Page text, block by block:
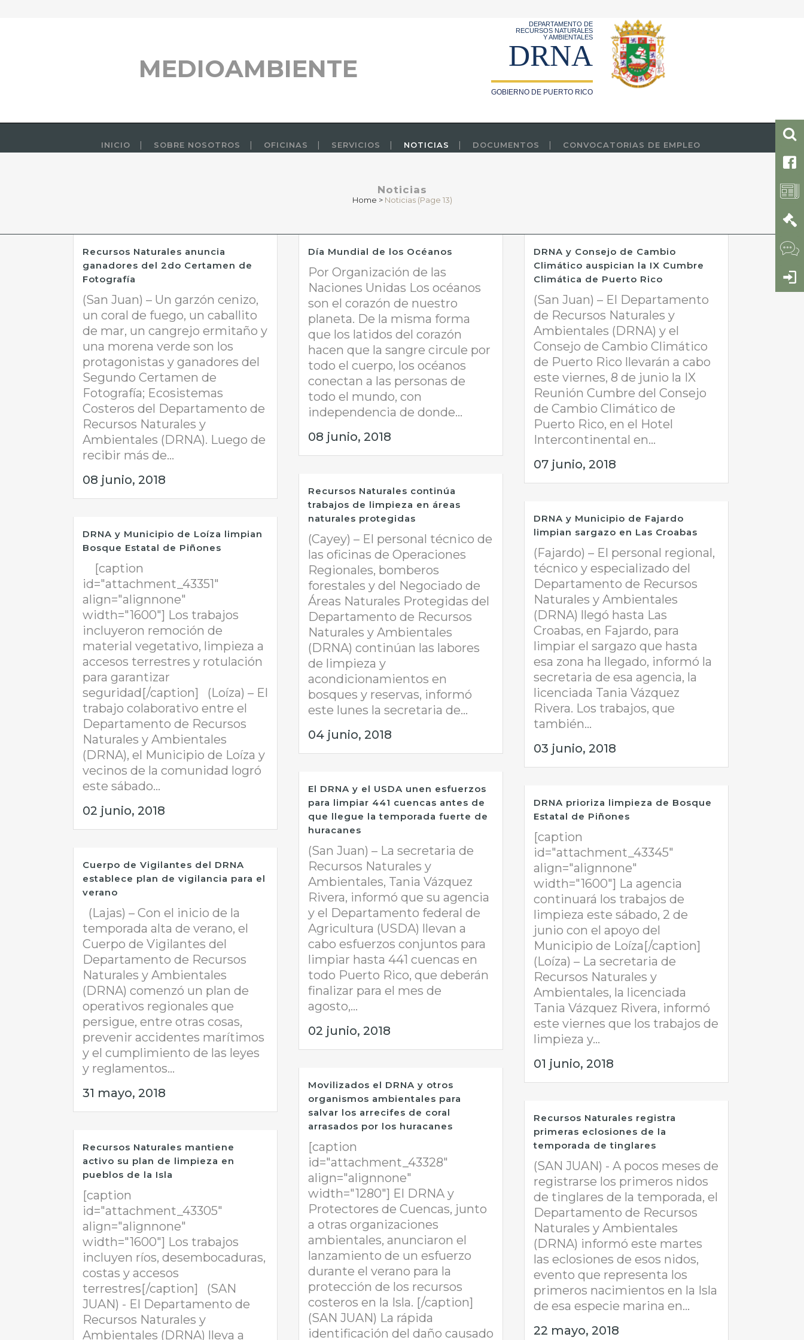
MEDIOAMBIENTE
DEPARTAMENTO DE
RECURSOS NATURALES
Y AMBIENTALES
DRNA
GOBIERNO DE PUERTO RICO
INICIO SOBRE NOSOTROS OFICINAS SERVICIOS NOTICIAS DOCUMENTOS CONVOCATORIAS DE EMPLEO
Noticias
Home > Noticias(Page 13)
Recursos Naturales anuncia
ganadores del 2do Certamen de
Fotografía
(San Juan) – Un garzón cenizo,
un coral de fuego, un caballito
de mar, un cangrejo ermitaño y
una morena verde son los
protagonistas y ganadores del
Segundo Certamen de
Fotografía; Ecosistemas
Costeros del Departamento de
Recursos Naturales y
Ambientales (DRNA). Luego de
recibir más de...
08 junio, 2018
Día Mundial de los Océanos
Por Organización de las
Naciones Unidas Los océanos
son el corazón de nuestro
planeta. De la misma forma
que los latidos del corazón
hacen que la sangre circule por
todo el cuerpo, los océanos
conectan a las personas de
todo el mundo, con
independencia de donde...
08 junio, 2018
DRNA y Consejo de Cambio
Climático auspician la IX Cumbre
Climática de Puerto Rico
(San Juan) – El Departamento
de Recursos Naturales y
Ambientales (DRNA) y el
Consejo de Cambio Climático
de Puerto Rico llevarán a cabo
este viernes, 8 de junio la IX
Reunión Cumbre del Consejo
de Cambio Climático de
Puerto Rico, en el Hotel
Intercontinental en...
07 junio, 2018
Recursos Naturales continúa
trabajos de limpieza en áreas
naturales protegidas
(Cayey) – El personal técnico de
las oficinas de Operaciones
Regionales, bomberos
forestales y del Negociado de
Áreas Naturales Protegidas del
Departamento de Recursos
Naturales y Ambientales
(DRNA) continúan las labores
de limpieza y
acondicionamientos en
bosques y reservas, informó
este lunes la secretaria de...
04 junio, 2018
​DRNA y Municipio de Fajardo
limpian sargazo en Las Croabas
(Fajardo) – El personal regional,
técnico y especializado del
Departamento de Recursos
Naturales y Ambientales
(DRNA) llegó hasta Las
Croabas, en Fajardo, para
limpiar el sargazo que hasta
esa zona ha llegado, informó la
secretaria de esa agencia, la
licenciada Tania Vázquez
Rivera. Los trabajos, que
también...
03 junio, 2018
DRNA y Municipio de Loíza limpian
Bosque Estatal de Piñones
[caption
id="attachment_43351"
align="alignnone"
width="1600"] Los trabajos
incluyeron remoción de
material vegetativo, limpieza a
accesos terrestres y rotulación
para garantizar
seguridad[/caption] (Loíza) – El
trabajo colaborativo entre el
Departamento de Recursos
Naturales y Ambientales
(DRNA), el Municipio de Loíza y
vecinos de la comunidad logró
este sábado...
02 junio, 2018
El DRNA y el USDA unen esfuerzos
para limpiar 441 cuencas antes de
que llegue la temporada fuerte de
huracanes
(San Juan) – La secretaria de
Recursos Naturales y
Ambientales, Tania Vázquez
Rivera, informó que su agencia
y el Departamento federal de
Agricultura (USDA) llevan a
cabo esfuerzos conjuntos para
limpiar hasta 441 cuencas en
todo Puerto Rico, que deberán
finalizar para el mes de
agosto,...
02 junio, 2018
DRNA prioriza limpieza de Bosque
Estatal de Piñones
[caption
id="attachment_43345"
align="alignnone"
width="1600"] La agencia
continuará los trabajos de
limpieza este sábado, 2 de
junio con el apoyo del
Municipio de Loíza[/caption]
(Loíza) – La secretaria de
Recursos Naturales y
Ambientales, la licenciada
Tania Vázquez Rivera, informó
este viernes que los trabajos de
limpieza y...
01 junio, 2018
Cuerpo de Vigilantes del DRNA
establece plan de vigilancia para el
verano
(Lajas) – Con el inicio de la
temporada alta de verano, el
Cuerpo de Vigilantes del
Departamento de Recursos
Naturales y Ambientales
(DRNA) comenzó un plan de
operativos regionales que
persigue, entre otras cosas,
prevenir accidentes marítimos
y el cumplimiento de las leyes
y reglamentos...
31 mayo, 2018
Movilizados el DRNA y otros
organismos ambientales para
salvar los arrecifes de coral
arrasados por los huracanes
[caption
id="attachment_43328"
align="alignnone"
width="1280"] El DRNA y
Protectores de Cuencas, junto
a otras organizaciones
ambientales, anunciaron el
lanzamiento de un esfuerzo
durante el verano para la
protección de los recursos
costeros en la Isla. [/caption]
(SAN JUAN) La rápida
identificación del daño causado
Recursos Naturales registra
primeras eclosiones de la
temporada de tinglares
(SAN JUAN) - A pocos meses de
registrarse los primeros nidos
de tinglares de la temporada, el
Departamento de Recursos
Naturales y Ambientales
(DRNA) informó este martes
las eclosiones de esos nidos,
evento que representa los
primeros nacimientos en la Isla
de esa especie marina en...
22 mayo, 2018
Recursos Naturales mantiene
activo su plan de limpieza en
pueblos de la Isla
[caption
id="attachment_43305"
align="alignnone"
width="1600"] Los trabajos
incluyen ríos, desembocaduras,
costas y accesos
terrestres[/caption] (SAN
JUAN) - El Departamento de
Recursos Naturales y
Ambientales (DRNA) lleva a